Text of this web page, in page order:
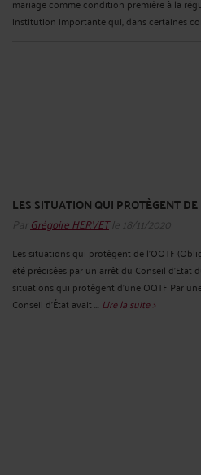
mariage comme condition première à la
institution importante qui, dans certaines
LES SITUATION QUI PROTÈGENT
Par Grégoire HERVETle 18/11/2020
Les situations qui protègent de l'OQTF
été précisées par un arrêt du Conseil d'Etat
situations qui protègent d'une OQTF Par
Conseil d’État avait ... Lire la suite >